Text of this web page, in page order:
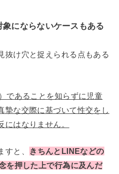
にならないケースもある
抜け穴と捉えられる点もある
であることを知らずに児童
な交際に基づいて性交をし
にはなりません。
すと、
きちんとLINEなどの
を押した上で行為に及んだ